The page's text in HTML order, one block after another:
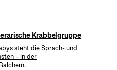
Krabbelgruppe
steht die Sprach- und
– in der